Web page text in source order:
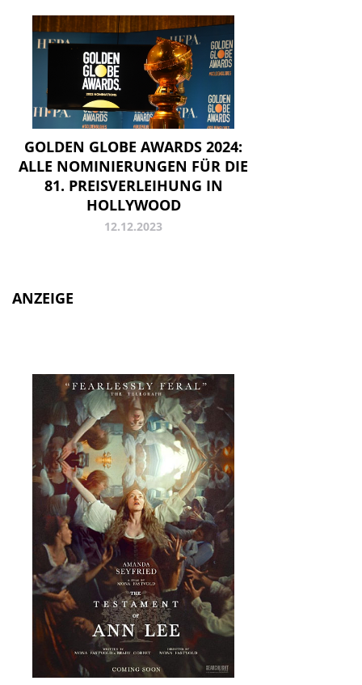
GOLDEN GLOBE AWARDS 2024:
ALLE NOMINIERUNGEN FÜR DIE
81. PREISVERLEIHUNG IN
HOLLYWOOD
12.12.2023
ANZEIGE